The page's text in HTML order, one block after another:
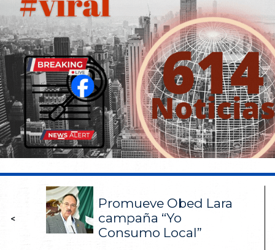
<
Promueve Obed Lara
campaña “Yo
Consumo Local”